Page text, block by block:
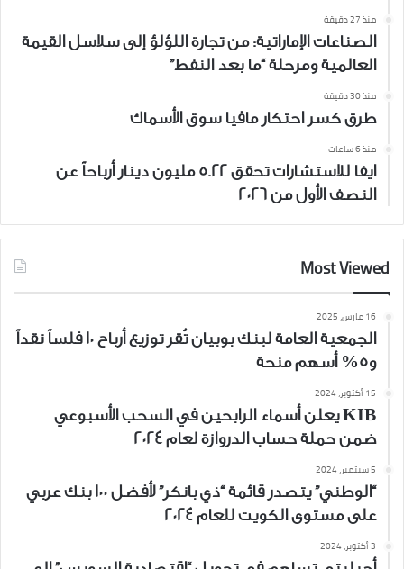
منذ 27 دقيقة
الصناعات الإماراتية: من تجارة اللؤلؤ إلى سلاسل القيمة
العالمية ومرحلة “ما بعد النفط”
منذ 30 دقيقة
طرق كسر احتكار مافيا سوق الأسماك
منذ 6 ساعات
ايفا للاستشارات تحقق 5.22 مليون دينار أرباحاً عن
النصف الأول من 2026
Most Viewed
16 مارس، 2025
الجمعية العامة لبنك بوبيان تُقر توزيع أرباح 10 فلساً نقداً
و5% أسهم منحة
15 أكتوبر، 2024
KIB يعلن أسماء الرابحين في السحب الأسبوعي
ضمن حملة حساب الدروازة لعام 2024
5 سبتمبر، 2024
“الوطني” يتصدر قائمة “ذي بانكر” لأفضل 100 بنك عربي
على مستوى الكويت للعام 2024
3 أكتوبر، 2024